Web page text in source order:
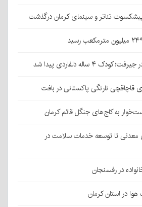
تئاتر و سینمای کرمان درگذشت
ساله دلفاردی پیدا شد
به کاج‌های جنگل قائم کرمان
معدنی تا توسعه خدمات سلامت در
در رفسنجان
در استان کرمان